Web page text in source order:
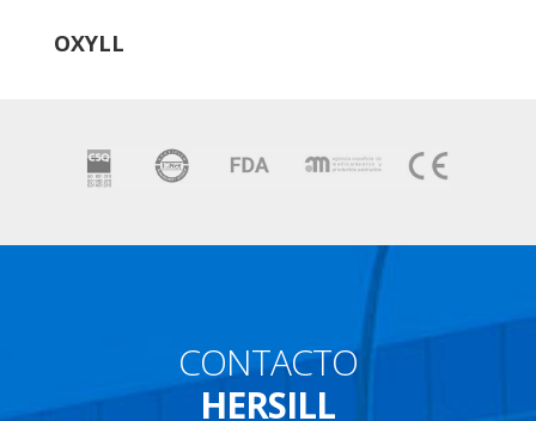
OXYLL
CONTACTO
HERSILL